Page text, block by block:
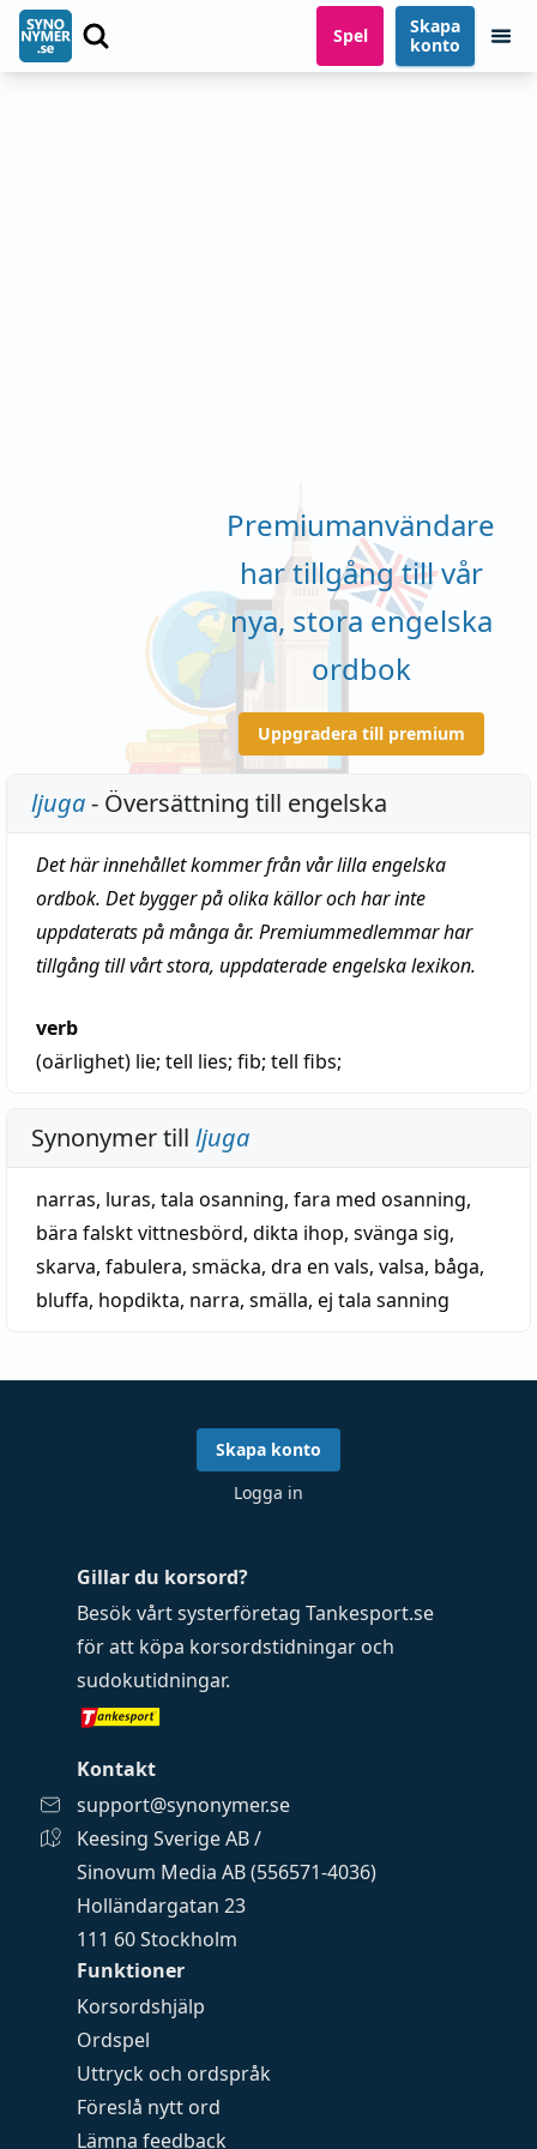
Spel
Skapa
konto
Premiumanvändare
har tillgång till vår
nya, stora engelska
ordbok
Uppgradera till premium
ljuga- Översättning till engelska
Det här innehållet kommer från vår lilla engelska
ordbok. Det bygger på olika källor och har inte
uppdaterats på många år. Premiummedlemmar har
tillgång till vårt stora, uppdaterade engelska lexikon.
verb
(oärlighet) lie; tell lies; fib; tell fibs;
Synonymer till ljuga
narras, luras, tala osanning, fara med osanning,
bära falskt vittnesbörd, dikta ihop, svänga sig,
skarva, fabulera, smäcka, dra en vals, valsa, båga,
bluffa, hopdikta, narra, smälla, ej tala sanning
Funktioner
Korsordshjälp
Ordspel
Uttryck och ordspråk
Föreslå nytt ord
Lämna feedback
Gillar du korsord?
Besök vårt systerföretag Tankesport.se
för att köpa korsordstidningar och
sudokutidningar.
Kontakt
support@synonymer.se
Keesing Sverige AB /
Sinovum Media AB (556571-4036)
Holländargatan 23
111 60 Stockholm
Skapa konto
Logga in